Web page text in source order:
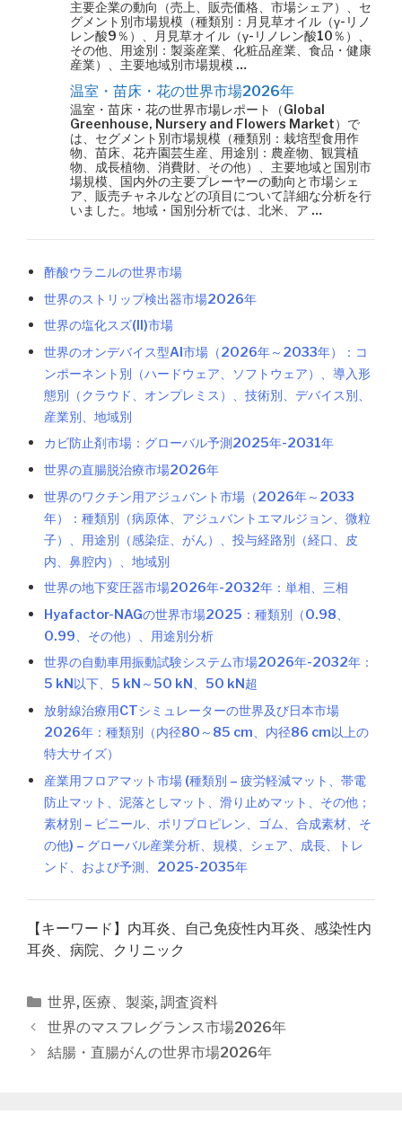
主要企業の動向（売上、販売価格、市場シェア）、セ
グメント別市場規模（種類別：月見草オイル（γ-リノ
レン酸9％）、月見草オイル（γ-リノレン酸10％）、
その他、用途別：製薬産業、化粧品産業、食品・健康
産業）、主要地域別市場規模 …
温室・苗床・花の世界市場2026年
温室・苗床・花の世界市場レポート（Global
Greenhouse, Nursery and Flowers Market）で
は、セグメント別市場規模（種類別：栽培型食用作
物、苗床、花卉園芸生産、用途別：農産物、観賞植
物、成長植物、消費財、その他）、主要地域と国別市
場規模、国内外の主要プレーヤーの動向と市場シェ
ア、販売チャネルなどの項目について詳細な分析を行
いました。地域・国別分析では、北米、ア …
酢酸ウラニルの世界市場
世界のストリップ検出器市場2026年
世界の塩化スズ(II)市場
世界のオンデバイス型AI市場（2026年～2033年）：コ
ンポーネント別（ハードウェア、ソフトウェア）、導入形
態別（クラウド、オンプレミス）、技術別、デバイス別、
産業別、地域別
カビ防止剤市場：グローバル予測2025年-2031年
世界の直腸脱治療市場2026年
世界のワクチン用アジュバント市場（2026年～2033
年）：種類別（病原体、アジュバントエマルジョン、微粒
子）、用途別（感染症、がん）、投与経路別（経口、皮
内、鼻腔内）、地域別
世界の地下変圧器市場2026年-2032年：単相、三相
Hyafactor-NAGの世界市場2025：種類別（0.98、
0.99、その他）、用途別分析
世界の自動車用振動試験システム市場2026年-2032年：
5 kN以下、5 kN～50 kN、50 kN超
放射線治療用CTシミュレーターの世界及び日本市場
2026年：種類別（内径80～85 cm、内径86 cm以上の
特大サイズ）
産業用フロアマット市場 (種類別 – 疲労軽減マット、帯電
防止マット、泥落としマット、滑り止めマット、その他；
素材別 – ビニール、ポリプロピレン、ゴム、合成素材、そ
の他) – グローバル産業分析、規模、シェア、成長、トレ
ンド、および予測、2025-2035年
【キーワード】内耳炎、自己免疫性内耳炎、感染性内
耳炎、病院、クリニック
カ
テ
ゴ
リ
世界, 医療、製薬, 調査資料
投
稿
世界のマスフレグランス市場2026年
結腸・直腸がんの世界市場2026年